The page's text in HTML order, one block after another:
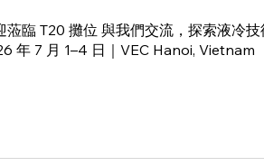
蒞臨 T20 攤位 與我們交流，探索液冷技
年 7 月 1–4 日｜VEC Hanoi, Vietnam